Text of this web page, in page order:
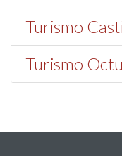
Turismo
Turismo